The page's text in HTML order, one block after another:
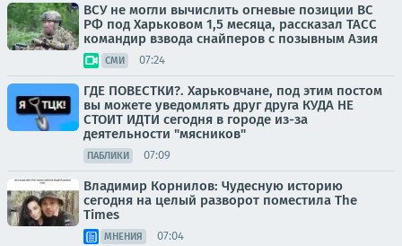
ВСУ не могли вычислить огневые позиции ВС
РФ под Харьковом 1,5 месяца, рассказал ТАСС
командир взвода снайперов с позывным Азия
СМИ 07:24
ГДЕ ПОВЕСТКИ?. Харьковчане, под этим постом
вы можете уведомлять друг друга КУДА НЕ
СТОИТ ИДТИ сегодня в городе из-за
деятельности "мясников"
ПАБЛИКИ 07:09
Владимир Корнилов: Чудесную историю
сегодня на целый разворот поместила The
Times
МНЕНИЯ 07:04